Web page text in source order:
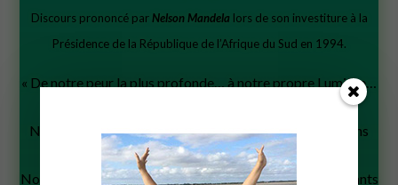
Discours prononcé parNelson Mandela lors de son investiture à la
Présidence de la République de l’Afrique du Sud en 1994.
« De notre peur la plus profonde… à notre propre Lumière…
Notre peur la plus profonde n’est pas que nous ne soyons
pas à la hauteur.
Notre peur la plus profonde est que nous sommes puissants